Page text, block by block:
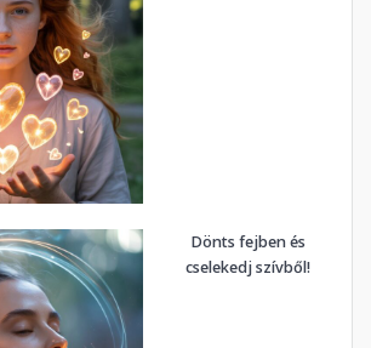
Dönts fejben és
cselekedj szívből!